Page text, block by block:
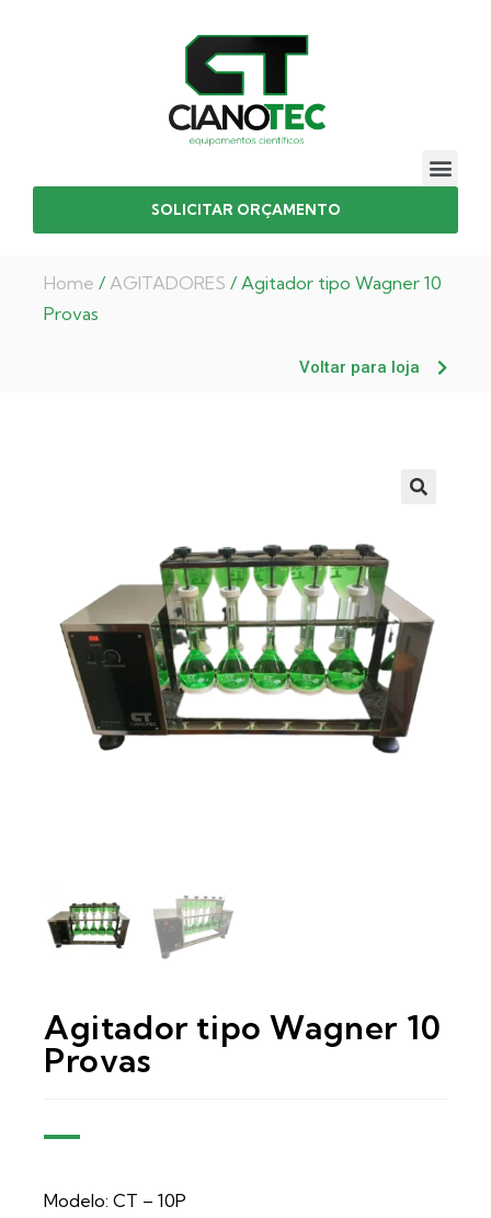
SOLICITAR ORÇAMENTO
Home / AGITADORES / Agitador tipo Wagner 10
Provas
Voltar para loja
Agitador tipo Wagner 10
Provas
Modelo: CT – 10P